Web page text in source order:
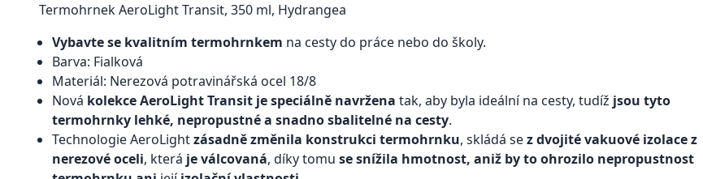
Termohrnek AeroLight Transit, 350 ml, Hydrangea
Vybavte se kvalitním termohrnkem na cesty do práce nebo do školy.
Barva: Fialková
Materiál: Nerezová potravinářská ocel 18/8
Nová kolekce AeroLight Transit je speciálně navržena tak, aby byla ideální na cesty, tudíž jsou tyto
termohrnky lehké, nepropustné a snadno sbalitelné na cesty.
Technologie AeroLightzásadně změnila konstrukci termohrnku, skládá sez dvojité vakuové izolace z
nerezové oceli, která je válcovaná, díky tomu se snížila hmotnost, aniž by to ohrozilo nepropustnost